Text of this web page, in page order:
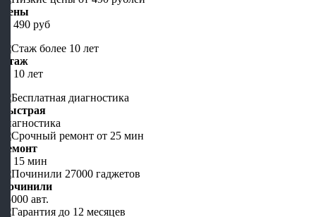
Цены
от 490 руб
Стаж
от 10 лет
Быстрая
диагностика
Ремонт
от 15 мин
Починили
45000 авт.